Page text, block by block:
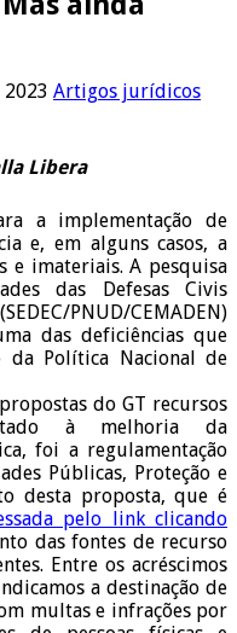
Artigos jurídicos
Libera
a implementação de
e, em alguns casos, a
e imateriais. A pesquisa
das Defesas Civis
PNUD/CEMADEN)
das deficiências que
da Política Nacional de
do GT recursos
à melhoria da
foi a regulamentação
Públicas, Proteção e
desta proposta, que é
pelo link clicando
das fontes de recurso
Entre os acréscimos
a destinação de
multas e infrações por